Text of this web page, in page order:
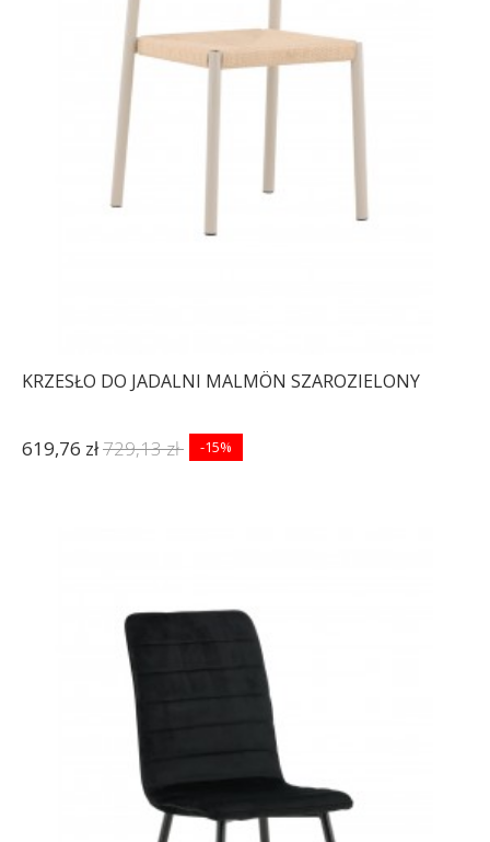
KRZESŁO DO JADALNI MALMÖN SZAROZIELONY
619,76 zł729,13 zł -15%